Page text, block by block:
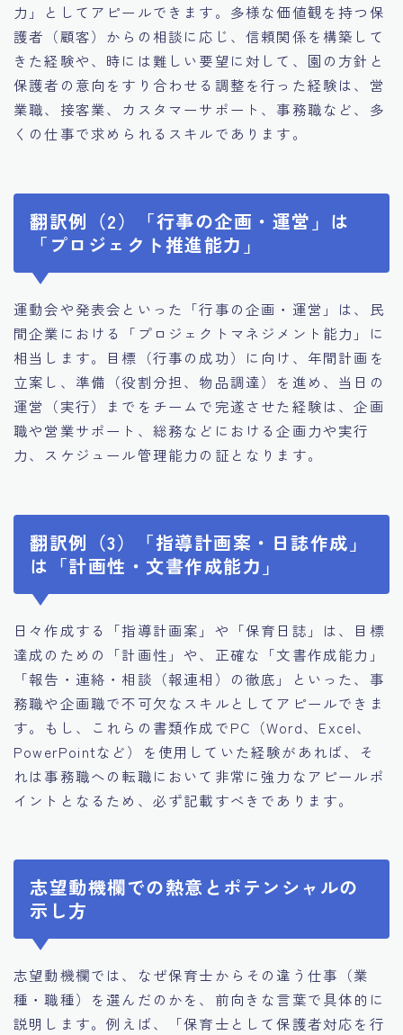
力」としてアピールできます。多様な価値観を持つ保
護者（顧客）からの相談に応じ、信頼関係を構築して
きた経験や、時には難しい要望に対して、園の方針と
保護者の意向をすり合わせる調整を行った経験は、営
業職、接客業、カスタマーサポート、事務職など、多
くの仕事で求められるスキルであります。
翻訳例（2）「行事の企画・運営」は
「プロジェクト推進能力」
運動会や発表会といった「行事の企画・運営」は、民
間企業における「プロジェクトマネジメント能力」に
相当します。目標（行事の成功）に向け、年間計画を
立案し、準備（役割分担、物品調達）を進め、当日の
運営（実行）までをチームで完遂させた経験は、企画
職や営業サポート、総務などにおける企画力や実行
力、スケジュール管理能力の証となります。
翻訳例（3）「指導計画案・日誌作成」
は「計画性・文書作成能力」
日々作成する「指導計画案」や「保育日誌」は、目標
達成のための「計画性」や、正確な「文書作成能力」
「報告・連絡・相談（報連相）の徹底」といった、事
務職や企画職で不可欠なスキルとしてアピールできま
す。もし、これらの書類作成でPC（Word、Excel、
PowerPointなど）を使用していた経験があれば、そ
れは事務職への転職において非常に強力なアピールポ
イントとなるため、必ず記載すべきであります。
志望動機欄での熱意とポテンシャルの
示し方
志望動機欄では、なぜ保育士からその違う仕事（業
種・職種）を選んだのかを、前向きな言葉で具体的に
説明します。例えば、「保育士として保護者対応を行